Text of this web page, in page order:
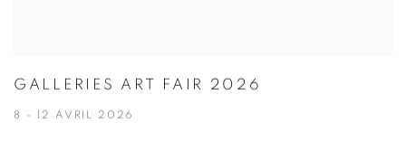
GALLERIES ART FAIR 2026
8 - 12 AVRIL 2026